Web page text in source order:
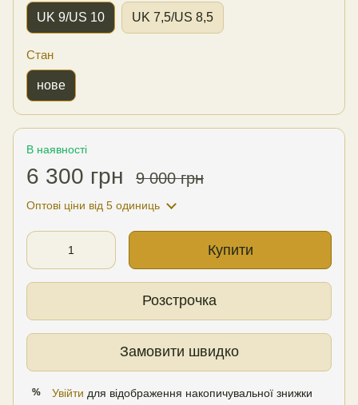
UK 9/US 10 UK 7,5/US 8,5
Стан
нове
В наявності
6 300 грн 9 000 грн
Оптові ціни від 5 одиниць
Купити
Розстрочка
Замовити швидко
% Увійти для відображення накопичувальної знижки